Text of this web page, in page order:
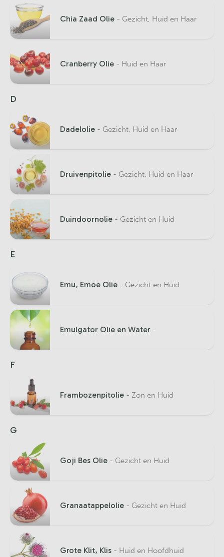
Chia Zaad Olie - Gezicht, Huid en Haar
Cranberry Olie - Huid en Haar
D
Dadelolie - Gezicht, Huid en Haar
Druivenpitolie - Gezicht, Huid en Haar
Duindoornolie - Gezicht en Huid
E
Emu, Emoe Olie - Gezicht en Huid
Emulgator Olie en Water -
F
Frambozenpitolie - Zon en Huid
G
Goji Bes Olie - Gezicht en Huid
Granaatappelolie - Gezicht en Huid
Grote Klit, Klis - Huid en Hoofdhuid